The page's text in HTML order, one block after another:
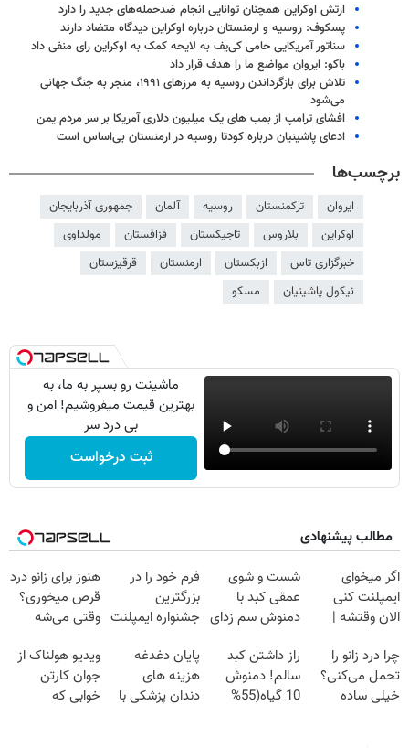
ارتش اوکراین همچنان توانایی انجام ضدحمله‌های جدید را دارد
پسکوف: روسیه و ارمنستان درباره اوکراین دیدگاه متضاد دارند
سناتور آمریکایی حامی کی‌یف به لایحه کمک به اوکراین رای منفی داد
باکو: ایروان مواضع ما را هدف قرار داد
تلاش برای بازگرداندن روسیه به مرزهای ۱۹۹۱، منجر به جنگ جهانی
می‌شود
افشای ترامپ از بمب ‌های یک میلیون دلاری آمریکا بر سر مردم یمن
ادعای پاشینیان درباره کودتا روسیه در ارمنستان بی‌اساس است
برچسب‌ها
ایروان ترکمنستان روسیه آلمان
جمهوری آذربایجان
اوکراین
بلاروس تاجیکستان قزاقستان
مولداوی
خبرگزاری تاس
ازبکستان ارمنستان
قرقیزستان
نیکول پاشینیان
مسکو
ماشینت رو بسپر به ما، به
بهترین قیمت میفروشیم! امن و
بی درد سر
ثبت درخواست
مطالب پیشنهادی
اگر میخوای
ایمپلنت کنی
الان وقتشه |
میلیون تومان!!!
شست و شوی
عمقی کبد با
دمنوش سم زدای
فرم خود را در
بزرگترین
جشنواره ایمپلنت
فقط ۲۵ میلیون
هنوز برای زانو درد
قرص میخوری؟
وقتی می‌شه
درمانش کرد؟؟؟؟
چرا درد زانو را
تحمل می‌کنی؟
خیلی ساده
راز داشتن کبد
سالم! دمنوش
10 گیاه(55%
پایان دغدغه
هزینه های
دندان پزشکی با
ویدیو هولناک از
جوان کارتن
خوابی که